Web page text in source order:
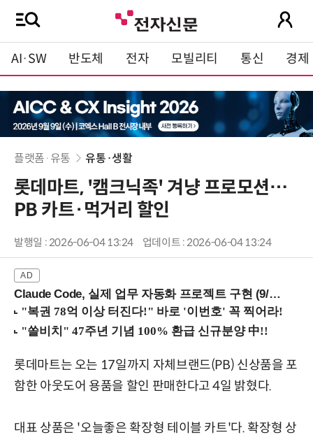
AI·SW 반도체 전자 모빌리티 통신 경제
플랫폼·유통 유통·생활
롯데마트, '캠크닉족' 겨냥 프로모션…
PB 카트·먹거리 할인
발행일 : 2026-06-04 13:24 업데이트 : 2026-06-04 13:24
Claude Code, 실제 업무 자동화 프로젝트 구현 (9/16 ~17 강남역)
롯데마트는 오는 17일까지 자체브랜드(PB) 신상품을 포
함한 아웃도어 용품을 할인 판매한다고 4일 밝혔다.
대표 상품은 '오늘좋은 확장형 테이블 카트'다. 확장형 상